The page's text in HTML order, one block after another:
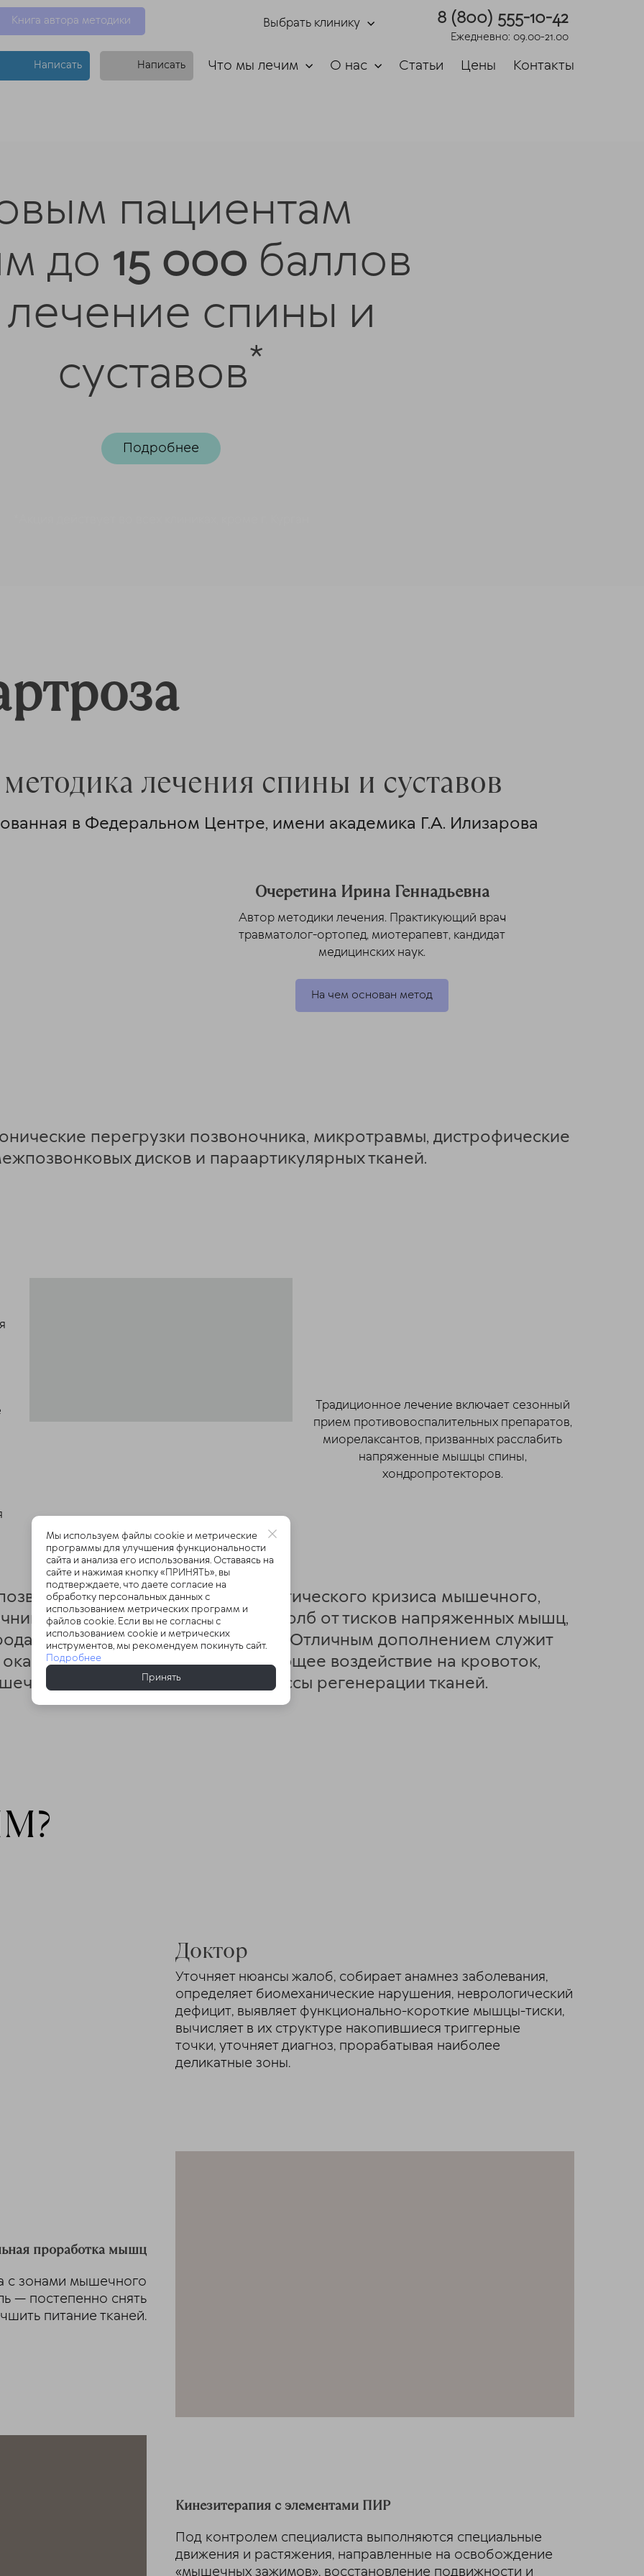
8 (800) 555-10-42
Ежедневно: 09.00-21.00
Выбрать клинику
Книга автора методики
Написать Написать Что мы лечим О нас Статьи Цены Контакты
пациентам
до 15 000 баллов
лечение спины и
суставов*
Подробнее
лечения спины и суставов
в Федеральном Центре, имени академика Г.А. Илизарова
Очеретина Ирина Геннадьевна
Автор методики лечения. Практикующий врач
травматолог-ортопед, миотерапевт, кандидат
медицинских наук.
На чем основан метод
перегрузки позвоночника, микротравмы, дистрофические
дисков и параартикулярных тканей.
Традиционное лечение включает сезонный
прием противовоспалительных препаратов,
миорелаксантов, призванных расслабить
напряженные мышцы спины,
хондропротекторов.
решить проблему энергетического кризиса мышечного,
освободить позвоночный столб от тисков напряженных мышц,
к остро нуждающимся тканям. Отличным дополнением служит
мощное стимулирующее воздействие на кровоток,
тонус, улучшающая процессы регенерации тканей.
Доктор
Уточняет нюансы жалоб, собирает анамнез заболевания,
определяет биомеханические нарушения, неврологический
дефицит, выявляет функционально-короткие мышцы-тиски,
вычисляет в их структуре накопившиеся триггерные
точки, уточняет диагноз, прорабатывая наиболее
деликатные зоны.
проработка мышц
с зонами мышечного
— постепенно снять
питание тканей.
Кинезитерапия с элементами ПИР
Под контролем специалиста выполняются специальные
движения и растяжения, направленные на освобождение
«мышечных зажимов», восстановление подвижности и
Мы используем файлы cookie и метрические
программы для улучшения функциональности
сайта и анализа его использования. Оставаясь на
сайте и нажимая кнопку «ПРИНЯТЬ», вы
подтверждаете, что даете согласие на
обработку персональных данных с
использованием метрических программ и
файлов cookie. Если вы не согласны с
использованием cookie и метрических
инструментов, мы рекомендуем покинуть сайт.
Подробнее
Принять